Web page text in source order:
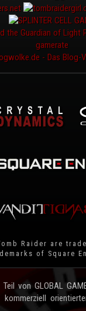
Raider are
of Square
von GLOBAL